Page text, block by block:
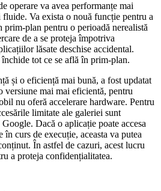
operare va avea performanțe mai
Va exista o nouă funcție pentru a
prim-plan pentru o perioadă nerealistă
de a se proteja împotriva
lăsate deschise accidental.
tot ce se află în prim-plan.
și o eficiență mai bună, a fost updatat
versiune mai mai eficientă, pentru
nu oferă accelerare hardware. Pentru
limitate ale galeriei sunt
Dacă o aplicație poate accesa
în curs de execuție, aceasta va putea
În astfel de cazuri, acest lucru
a proteja confidențialitatea.